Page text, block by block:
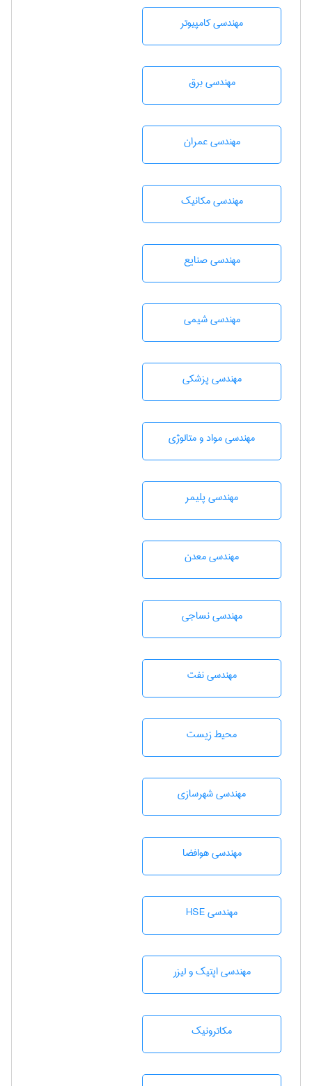
مهندسی كامپيوتر
مهندسی برق
مهندسی عمران
مهندسی مکانیک
مهندسی صنايع
مهندسي شيمی
مهندسی پزشکی
مهندسی مواد و متالوژی
مهندسی پليمر
مهندسی معدن
مهندسي نساجی
مهندسی نفت
محيط زيست
مهندسی شهرسازی
مهندسی هوافضا
مهندسی HSE
مهندسی اپتیک و لیزر
مکاترونیک